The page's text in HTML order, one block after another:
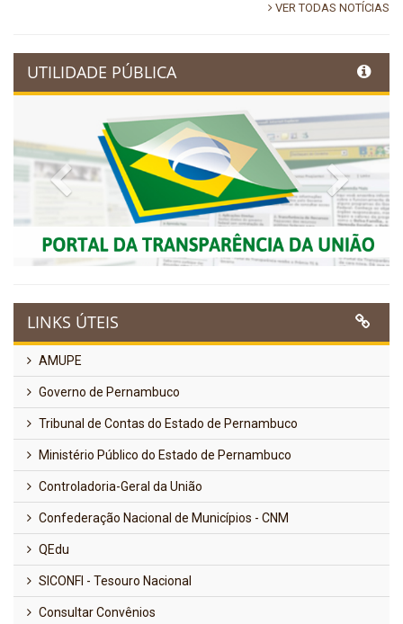
VER TODAS NOTÍCIAS
UTILIDADE PÚBLICA
Previous Next
LINKS ÚTEIS
AMUPE
Governo de Pernambuco
Tribunal de Contas do Estado de Pernambuco
Ministério Público do Estado de Pernambuco
Controladoria-Geral da União
Confederação Nacional de Municípios - CNM
QEdu
SICONFI - Tesouro Nacional
Consultar Convênios